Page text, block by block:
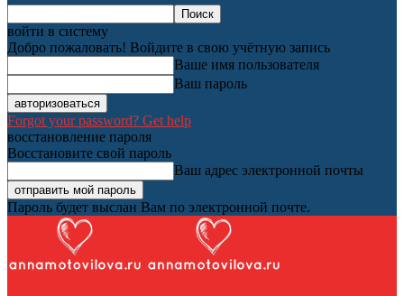
войти в систему
Добро пожаловать! Войдите в свою учётную запись
Ваше имя пользователя
Ваш пароль
Forgot your password? Get help
восстановление пароля
Восстановите свой пароль
Ваш адрес электронной почты
Пароль будет выслан Вам по электронной почте.